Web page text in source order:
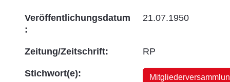
Veröffentlichungsdatum
:
21.07.1950
Zeitung/Zeitschrift: RP
Stichwort(e):